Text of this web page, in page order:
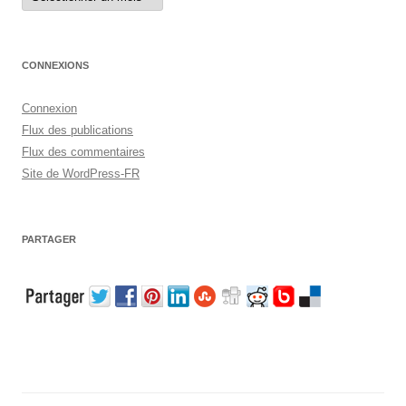
CONNEXIONS
Connexion
Flux des publications
Flux des commentaires
Site de WordPress-FR
PARTAGER